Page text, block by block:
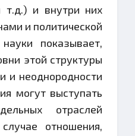
т.д.) и внутри них
и политической
показывает,
этой структуры
и неоднородности
могут выступать
отраслей
отношения,